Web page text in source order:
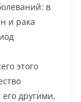
в
и рака
этого
другими,